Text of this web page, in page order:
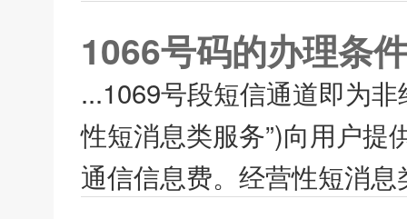
1066号码的办理条
...1069号段短信通道即为
性短消息类服务”)向用户提
通信信息费。经营性短消